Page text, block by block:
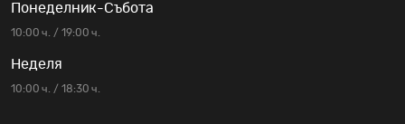
Понеделник-Събота
10:00 ч. / 19:00 ч.
Неделя
10:00 ч. / 18:30 ч.